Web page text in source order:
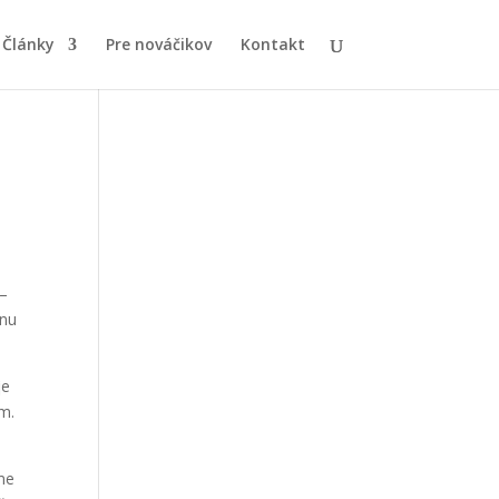
Články Pre nováčikov Kontakt